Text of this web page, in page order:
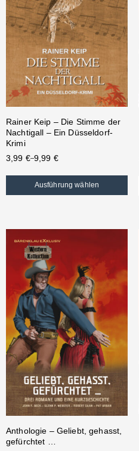
Rainer Keip – Die Stimme der
Nachtigall – Ein Düsseldorf-
Krimi
3,99 €–9,99 €
Ausführung wählen
Anthologie – Geliebt, gehasst,
gefürchtet …